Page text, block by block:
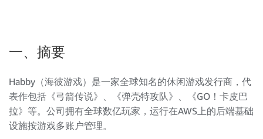
一、摘要
Habby（海彼游戏）是一家全球知名的休闲游戏发行商，代
表作包括《弓箭传说》、《弹壳特攻队》、《GO！卡皮巴
拉》等。公司拥有全球数亿玩家，运行在AWS上的后端基础
设施按游戏多账户管理。